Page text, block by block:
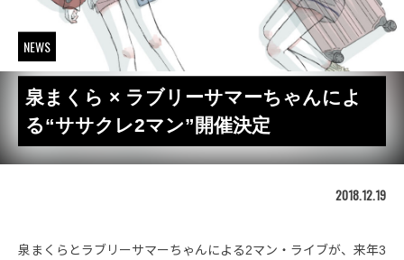
NEWS
泉まくら × ラブリーサマーちゃんによ
る“ササクレ2マン”開催決定
2018.12.19
泉まくらとラブリーサマーちゃんによる2マン・ライブが、来年3